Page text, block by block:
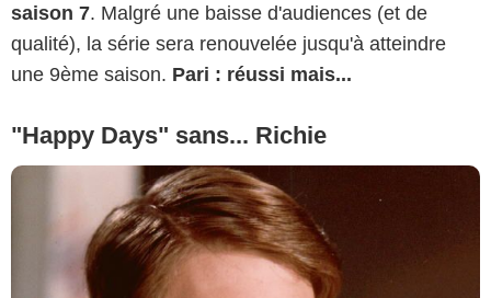
saison 7. Malgré une baisse d'audiences (et de
qualité), la série sera renouvelée jusqu'à atteindre
une 9ème saison. Pari : réussi mais...
"Happy Days" sans... Richie